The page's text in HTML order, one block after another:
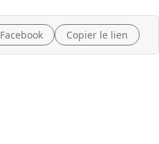
Facebook Copier le lien